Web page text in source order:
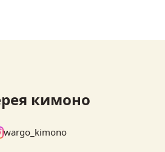
кимоно
wargo_kimono